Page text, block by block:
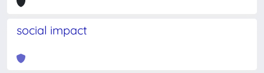
social impact